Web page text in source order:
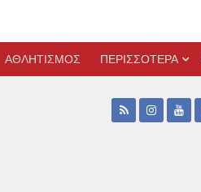
ΑΘΛΗΤΙΣΜΟΣ ΠΕΡΙΣΣΟΤΕΡΑ